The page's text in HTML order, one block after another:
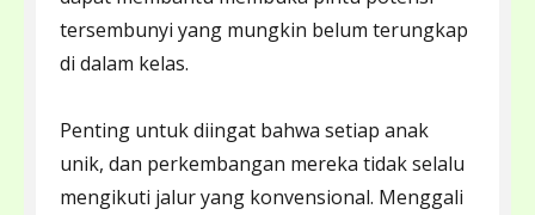
tersembunyi yang mungkin belum terungkap
di dalam kelas.
Penting untuk diingat bahwa setiap anak
unik, dan perkembangan mereka tidak selalu
mengikuti jalur yang konvensional. Menggali